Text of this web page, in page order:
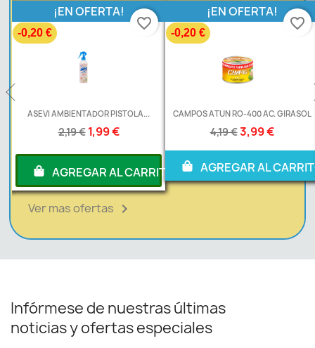
ASEVI AMBIENTADOR PISTOLA...
2,19 € 1,99 €
¡EN OFERTA!
-0,20 €
AGREGAR AL CARRITO
favorite_border
CAMPOS ATUN RO-400 AC. GIRASOL
4,19 €3,99 €
¡EN OFERTA!
-0,20 €
AGREGAR AL
favorite_border
Ver mas ofertas 
Infórmese de nuestras últimas
noticias y ofertas especiales